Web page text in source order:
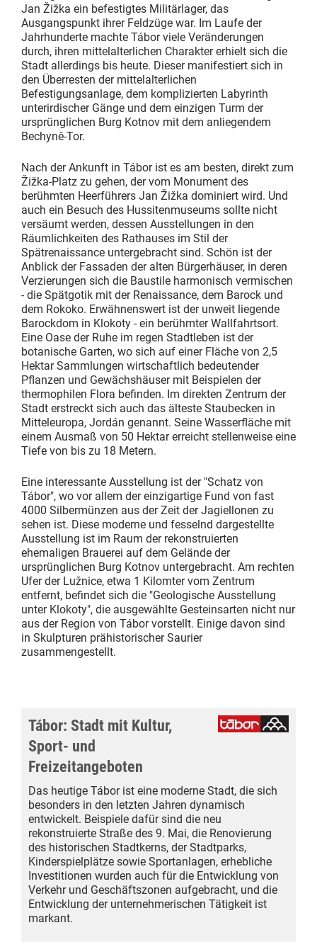
Jan Žižka ein befestigtes Militärlager, das
Ausgangspunkt ihrer Feldzüge war. Im Laufe der
Jahrhunderte machte Tábor viele Veränderungen
durch, ihren mittelalterlichen Charakter erhielt sich die
Stadt allerdings bis heute. Dieser manifestiert sich in
den Überresten der mittelalterlichen
Befestigungsanlage, dem komplizierten Labyrinth
unterirdischer Gänge und dem einzigen Turm der
ursprünglichen Burg Kotnov mit dem anliegendem
Bechyně-Tor.
Nach der Ankunft in Tábor ist es am besten, direkt zum
Žižka-Platz zu gehen, der vom Monument des
berühmten Heerführers Jan Žižka dominiert wird. Und
auch ein Besuch des Hussitenmuseums sollte nicht
versäumt werden, dessen Ausstellungen in den
Räumlichkeiten des Rathauses im Stil der
Spätrenaissance untergebracht sind. Schön ist der
Anblick der Fassaden der alten Bürgerhäuser, in deren
Verzierungen sich die Baustile harmonisch vermischen
- die Spätgotik mit der Renaissance, dem Barock und
dem Rokoko. Erwähnenswert ist der unweit liegende
Barockdom in Klokoty - ein berühmter Wallfahrtsort.
Eine Oase der Ruhe im regen Stadtleben ist der
botanische Garten, wo sich auf einer Fläche von 2,5
Hektar Sammlungen wirtschaftlich bedeutender
Pflanzen und Gewächshäuser mit Beispielen der
thermophilen Flora befinden. Im direkten Zentrum der
Stadt erstreckt sich auch das älteste Staubecken in
Mitteleuropa, Jordán genannt. Seine Wasserfläche mit
einem Ausmaß von 50 Hektar erreicht stellenweise eine
Tiefe von bis zu 18 Metern.
Eine interessante Ausstellung ist der "Schatz von
Tábor", wo vor allem der einzigartige Fund von fast
4000 Silbermünzen aus der Zeit der Jagiellonen zu
sehen ist. Diese moderne und fesselnd dargestellte
Ausstellung ist im Raum der rekonstruierten
ehemaligen Brauerei auf dem Gelände der
ursprünglichen Burg Kotnov untergebracht. Am rechten
Ufer der Lužnice, etwa 1 Kilomter vom Zentrum
entfernt, befindet sich die "Geologische Ausstellung
unter Klokoty", die ausgewählte Gesteinsarten nicht nur
aus der Region von Tábor vorstellt. Einige davon sind
in Skulpturen prähistorischer Saurier
zusammengestellt.
Tábor: Stadt mit Kultur,
Sport- und
Freizeitangeboten
Das heutige Tábor ist eine moderne Stadt, die sich
besonders in den letzten Jahren dynamisch
entwickelt. Beispiele dafür sind die neu
rekonstruierte Straße des 9. Mai, die Renovierung
des historischen Stadtkerns, der Stadtparks,
Kinderspielplätze sowie Sport­anlagen, erhebliche
Investitionen wurden auch für die Entwicklung von
Verkehr und Geschäfts­zonen aufgebracht, und die
Entwicklung der unternehmerischen Tätigkeit ist
markant.